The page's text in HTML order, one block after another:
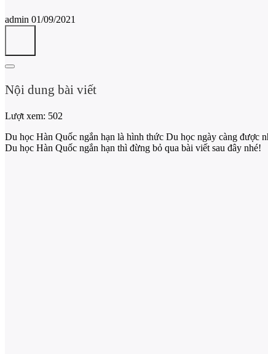
admin 01/09/2021
Nội dung bài viết
Lượt xem: 502
Du học Hàn Quốc ngắn hạn là hình thức Du học ngày càng được
Du học Hàn Quốc ngắn hạn thì đừng bỏ qua bài viết sau đây nhé!